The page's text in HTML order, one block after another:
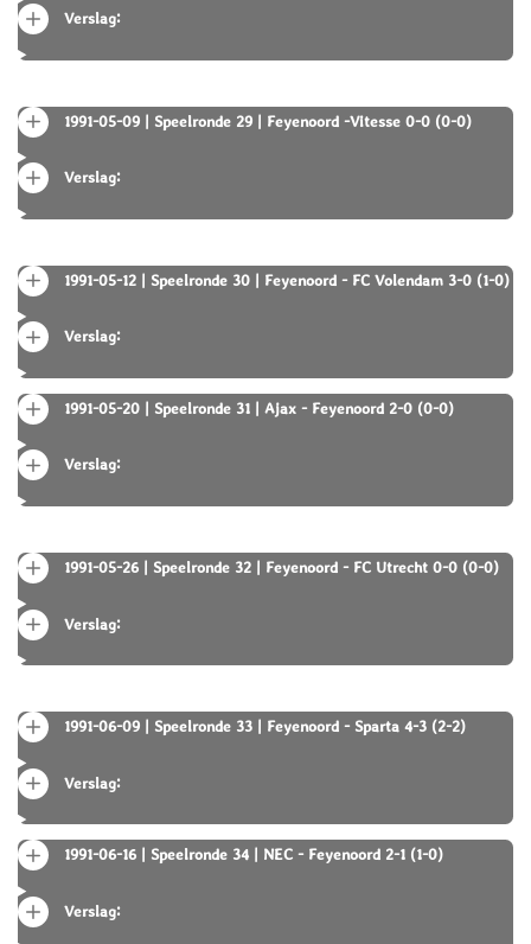
Verslag:
1991-05-09 | Speelronde 29 | Feyenoord -Vitesse 0-0 (0-0)
Verslag:
1991-05-12 | Speelronde 30 | Feyenoord - FC Volendam 3-0 (1-0)
Verslag:
1991-05-20 | Speelronde 31 | Ajax - Feyenoord 2-0 (0-0)
Verslag:
1991-05-26 | Speelronde 32 | Feyenoord - FC Utrecht 0-0 (0-0)
Verslag:
1991-06-09 | Speelronde 33 | Feyenoord - Sparta 4-3 (2-2)
Verslag:
1991-06-16 | Speelronde 34 | NEC - Feyenoord 2-1 (1-0)
Verslag: